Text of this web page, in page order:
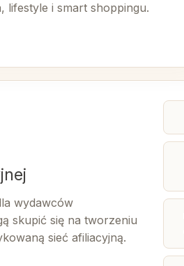
lifestyle i smart shoppingu.
wydawców
skupić się na tworzeniu
sieć afiliacyjną.